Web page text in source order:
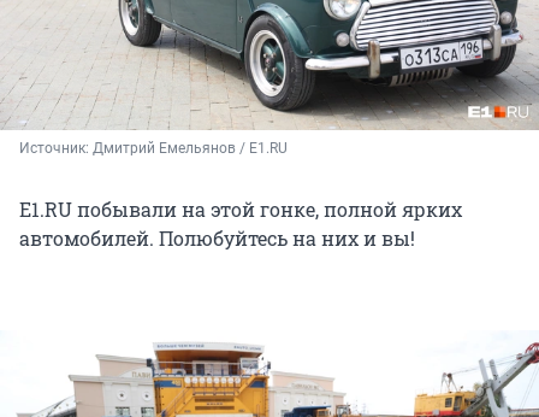
Источник: Дмитрий Емельянов / E1.RU
E1.RU побывали на этой гонке, полной ярких
автомобилей. Полюбуйтесь на них и вы!